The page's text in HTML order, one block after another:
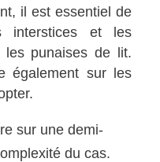
il est essentiel de
interstices et les
les punaises de lit.
également sur les
sur une demi-
du cas.